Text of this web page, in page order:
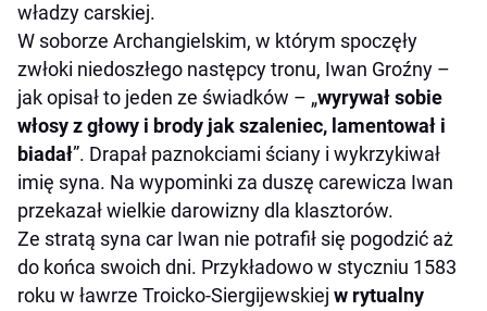
władzy carskiej.
W soborze Archangielskim, w którym spoczęły
zwłoki niedoszłego następcy tronu, Iwan Groźny –
jak opisał to jeden ze świadków – „wyrywał sobie
włosy z głowy i brody jak szaleniec, lamentował i
biadał”. Drapał paznokciami ściany i wykrzykiwał
imię syna. Na wypominki za duszę carewicza Iwan
przekazał wielkie darowizny dla klasztorów.
Ze stratą syna car Iwan nie potrafił się pogodzić aż
do końca swoich dni. Przykładowo w styczniu 1583
roku w ławrze Troicko-Siergijewskiej w rytualny